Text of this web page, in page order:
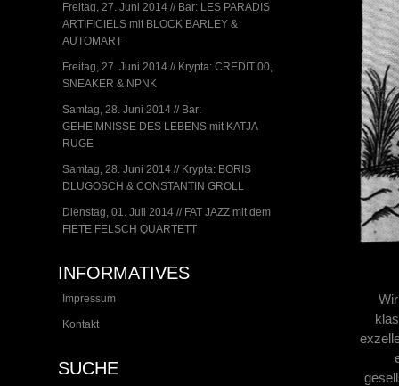
Freitag, 27. Juni 2014 // Bar: LES PARADIS
ARTIFICIELS mit BLOCK BARLEY &
AUTOMART
Freitag, 27. Juni 2014 // Krypta: CREDIT 00,
SNEAKER & NPNK
Samtag, 28. Juni 2014 // Bar:
GEHEIMNISSE DES LEBENS mit KATJA
RUGE
Samtag, 28. Juni 2014 // Krypta: BORIS
DLUGOSCH & CONSTANTIN GROLL
Dienstag, 01. Juli 2014 // FAT JAZZ mit dem
FIETE FELSCH QUARTETT
INFORMATIVES
Impressum
Kontakt
SUCHE